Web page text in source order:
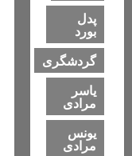
پدل
بورد
گردشگری
یاسر
مرادی
یونس
مرادی